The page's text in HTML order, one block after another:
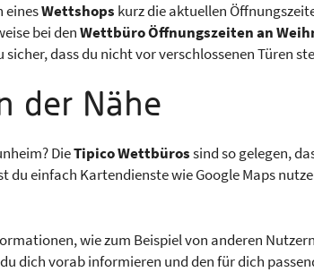
einesWettshops kurz die aktuellen
bei denWettbüro Öffnungszeiten an
sicher, dass du nicht vor verschlossenen Türen
der Nähe
DieTipico Wettbürossind so gelegen,
du einfach Kartendienste wie Google Maps
wie zum Beispiel von anderen
dich vorab informieren und den für dich